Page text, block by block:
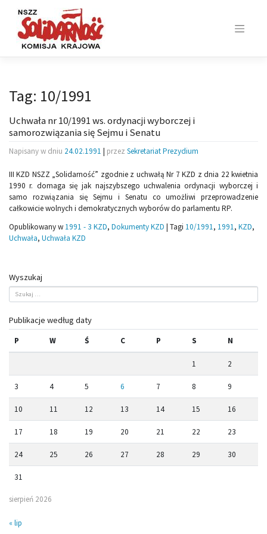
content
Tag: 10/1991
Uchwała nr 10/1991 ws. ordynacji wyborczej i
samorozwiązania się Sejmu i Senatu
Napisany w dniu 24.02.1991 | przez Sekretariat Prezydium
III KZD NSZZ „Solidarność” zgodnie z uchwałą Nr 7 KZD z dnia 22 kwietnia
1990 r. domaga się jak najszybszego uchwalenia ordynacji wyborczej i
samo rozwiązania się Sejmu i Senatu co umożliwi przeprowadzenie
całkowicie wolnych i demokratycznych wyborów do parlamentu RP.
Opublikowany w 1991 - 3 KZD, Dokumenty KZD | Tagi 10/1991, 1991, KZD,
Uchwała, Uchwała KZD
Wyszukaj
Publikacje według daty
sierpień 2026
P W Ś C P S N
1 2
3 4 5 6 7 8 9
10 11 12 13 14 15 16
17 18 19 20 21 22 23
24 25 26 27 28 29 30
31
« lip